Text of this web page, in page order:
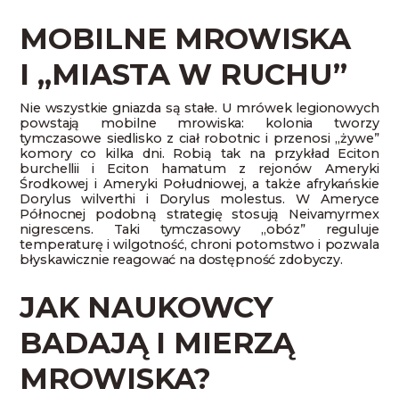
MOBILNE MROWISKA
I „MIASTA W RUCHU”
Nie wszystkie gniazda są stałe. U mrówek legionowych
powstają mobilne mrowiska: kolonia tworzy
tymczasowe siedlisko z ciał robotnic i przenosi „żywe”
komory co kilka dni. Robią tak na przykład Eciton
burchellii i Eciton hamatum z rejonów Ameryki
Środkowej i Ameryki Południowej, a także afrykańskie
Dorylus wilverthi i Dorylus molestus. W Ameryce
Północnej podobną strategię stosują Neivamyrmex
nigrescens. Taki tymczasowy „obóz” reguluje
temperaturę i wilgotność, chroni potomstwo i pozwala
błyskawicznie reagować na dostępność zdobyczy.
JAK NAUKOWCY
BADAJĄ I MIERZĄ
MROWISKA?